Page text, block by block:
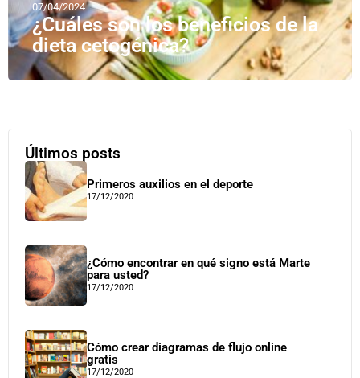
07/04/2024
¿Cuáles son los beneficios de la
dieta cetogénica?
Últimos posts
Primeros auxilios en el deporte
17/12/2020
¿Cómo encontrar en qué signo está Marte
para usted?
17/12/2020
Cómo crear diagramas de flujo online
gratis
17/12/2020